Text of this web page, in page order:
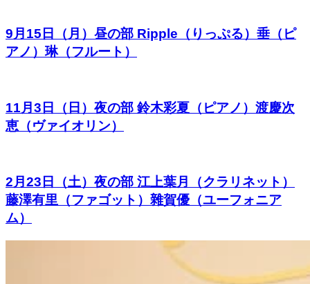
9月15日（月）昼の部 Ripple（りっぷる）垂（ピ
アノ）琳（フルート）
11月3日（日）夜の部 鈴木彩夏（ピアノ）渡慶次
恵（ヴァイオリン）
2月23日（土）夜の部 江上葉月（クラリネット）
藤澤有里（ファゴット）雜賀優（ユーフォニア
ム）